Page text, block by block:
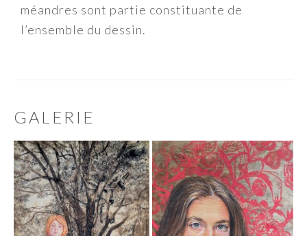
méandres sont partie constituante de
l’ensemble du dessin.
GALERIE